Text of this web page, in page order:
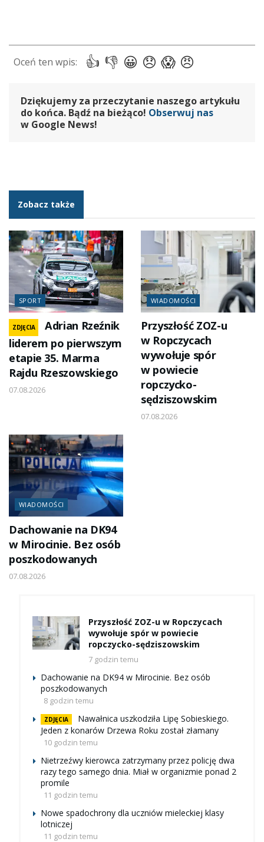
Dziękujemy za przeczytanie naszego artykułu
do końca. Bądź na bieżąco! Obserwuj nas
w Google News!
Zobacz także
SPORT
ZDJĘCIA
Adrian Rzeźnik
liderem po pierwszym
etapie 35. Marma
Rajdu Rzeszowskiego
07.08.2026
WIADOMOŚCI
Przyszłość ZOZ-u
w Ropczycach
wywołuje spór
w powiecie
ropczycko-
sędziszowskim
07.08.2026
WIADOMOŚCI
Dachowanie na DK94
w Mirocinie. Bez osób
poszkodowanych
07.08.2026
Przyszłość ZOZ-u w Ropczycach
wywołuje spór w powiecie
ropczycko-sędziszowskim
7 godzin temu
Dachowanie na DK94 w Mirocinie. Bez osób
poszkodowanych
8 godzin temu
ZDJĘCIA
Nawałnica uszkodziła Lipę Sobieskiego.
Jeden z konarów Drzewa Roku został złamany
10 godzin temu
Nietrzeźwy kierowca zatrzymany przez policję dwa
razy tego samego dnia. Miał w organizmie ponad 2
promile
11 godzin temu
Nowe spadochrony dla uczniów mieleckiej klasy
lotniczej
11 godzin temu